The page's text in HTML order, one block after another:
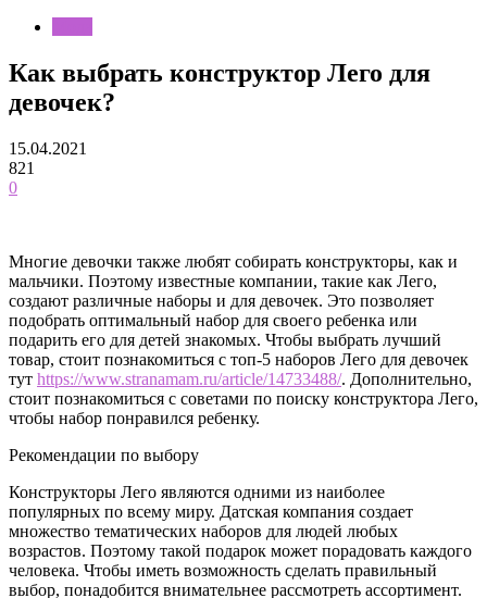
Как выбрать конструктор Лего для
девочек?
15.04.2021
821
0
Многие девочки также любят собирать конструкторы, как и
мальчики. Поэтому известные компании, такие как Лего,
создают различные наборы и для девочек. Это позволяет
подобрать оптимальный набор для своего ребенка или
подарить его для детей знакомых. Чтобы выбрать лучший
товар, стоит познакомиться с топ-5 наборов Лего для девочек
тут https://www.stranamam.ru/article/14733488/. Дополнительно,
стоит познакомиться с советами по поиску конструктора Лего,
чтобы набор понравился ребенку.
Рекомендации по выбору
Конструкторы Лего являются одними из наиболее
популярных по всему миру. Датская компания создает
множество тематических наборов для людей любых
возрастов. Поэтому такой подарок может порадовать каждого
человека. Чтобы иметь возможность сделать правильный
выбор, понадобится внимательнее рассмотреть ассортимент.